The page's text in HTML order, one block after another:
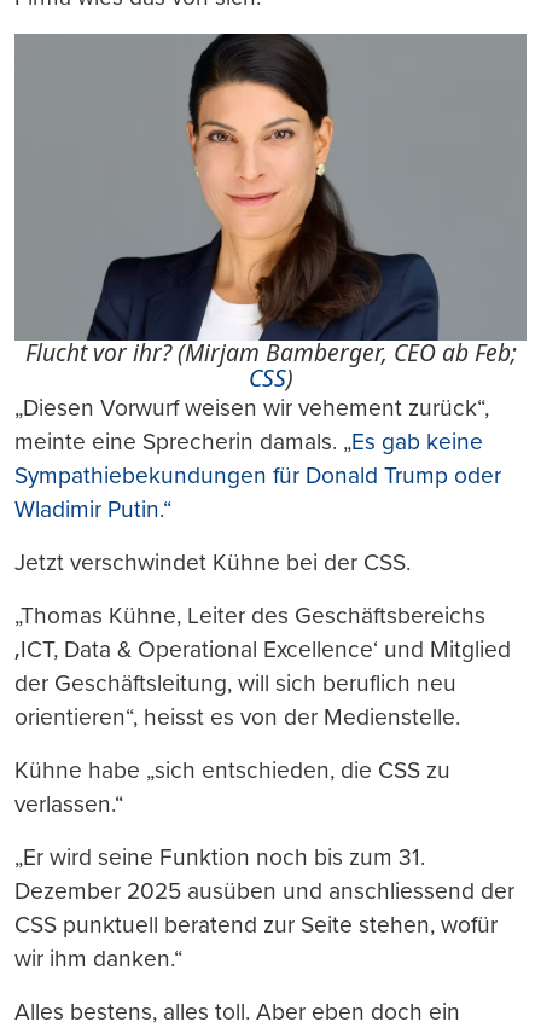
Flucht vor ihr? (Mirjam Bamberger, CEO ab Feb;
CSS)
„Diesen Vorwurf weisen wir vehement zurück“,
meinte eine Sprecherin damals. „Es gab keine
Sympathiebekundungen für Donald Trump oder
Wladimir Putin.“
Jetzt verschwindet Kühne bei der CSS.
„Thomas Kühne, Leiter des Geschäftsbereichs
‚ICT, Data & Operational Excellence‘ und Mitglied
der Geschäftsleitung, will sich beruflich neu
orientieren“, heisst es von der Medienstelle.
Kühne habe „sich entschieden, die CSS zu
verlassen.“
„Er wird seine Funktion noch bis zum 31.
Dezember 2025 ausüben und anschliessend der
CSS punktuell beratend zur Seite stehen, wofür
wir ihm danken.“
Alles bestens, alles toll. Aber eben doch ein